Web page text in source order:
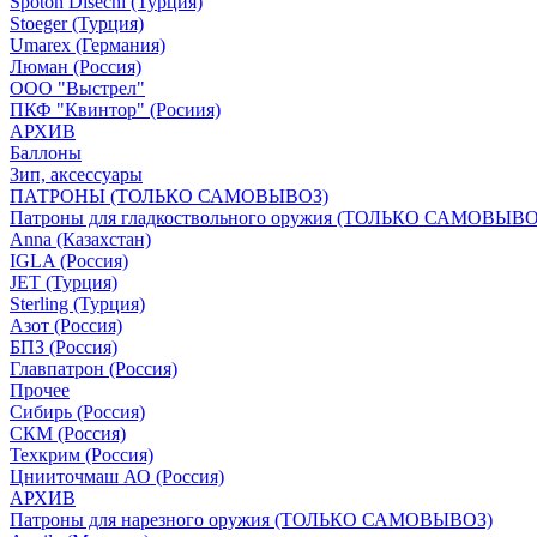
Stoeger (Турция)
Umarex (Германия)
Люман (Россия)
ООО "Выстрел"
ПКФ "Квинтор" (Росиия)
АРХИВ
Баллоны
Зип, аксессуары
ПАТРОНЫ (ТОЛЬКО САМОВЫВОЗ)
Патроны для гладкоствольного оружия (ТОЛЬКО
Anna (Казахстан)
IGLA (Россия)
JET (Турция)
Sterling (Турция)
Азот (Россия)
БПЗ (Россия)
Главпатрон (Россия)
Прочее
Сибирь (Россия)
СКМ (Россия)
Техкрим (Россия)
Цнииточмаш АО (Россия)
АРХИВ
Патроны для нарезного оружия (ТОЛЬКО САМОВЫВОЗ)